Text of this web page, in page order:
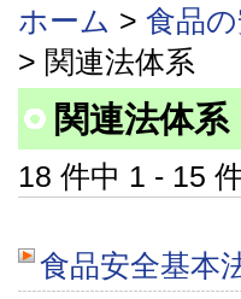
ホーム > 食品
> 関連法体系
関連法体系
18 件中 1 - 15
食品安全基本